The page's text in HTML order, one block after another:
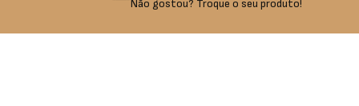
Não gostou? Troque o seu produto!